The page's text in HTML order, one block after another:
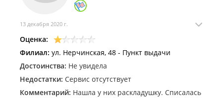
13 декабря 2020 г.
Оценка:
Филиал: ул. Нерчинская, 48 - Пункт выдачи
Достоинства: Не увидела
Недостатки: Сервис отсутствует
Комментарий: Нашла у них раскладушку. Списалась